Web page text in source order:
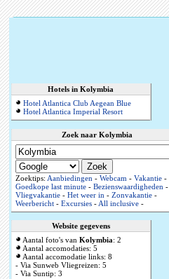
Hotels in Kolymbia
Hotel Atlantica Club Aegean Blue
Hotel Atlantica Imperial Resort
Zoek naar Kolymbia
Zoektips: Aanbiedingen- Webcam- Vakantie-
Goedkope last minute- Bezienswaardigheden-
Vliegvakantie- Het weer in- Zonvakantie-
Weerbericht- Excursies-All inclusive-
Website gegevens
Aantal foto's van Kolymbia: 2
Aantal accomodaties: 5
Aantal accomodatie links: 8
- Via Sunweb Vliegreizen: 5
- Via Suntip: 3